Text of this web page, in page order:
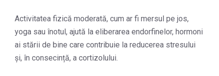
Activitatea fizică moderată, cum ar fi mersul pe jos,
yoga sau înotul, ajută la eliberarea endorfinelor, hormoni
ai stării de bine care contribuie la reducerea stresului
și, în consecință, a cortizolului.